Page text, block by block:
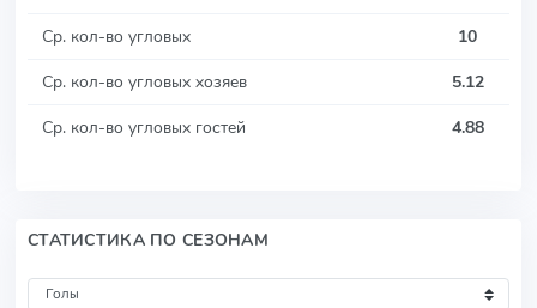
Ср. кол-во угловых
10
Ср. кол-во угловых хозяев
5.12
Ср. кол-во угловых гостей
4.88
СТАТИСТИКА ПО СЕЗОНАМ